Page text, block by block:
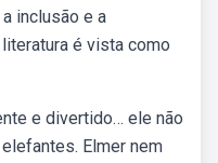
inclusão e a
é vista como
e divertido… ele não
Elmer nem